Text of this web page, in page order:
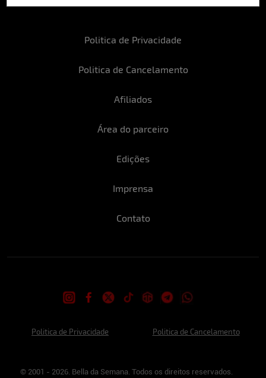
Politica de Privacidade
Politica de Cancelamento
Afiliados
Área do parceiro
Edições
Imprensa
Contato
Politica de Privacidade Politica de Cancelamento
© 2001 - 2026. Bella da Semana. Todos os direitos reservados.